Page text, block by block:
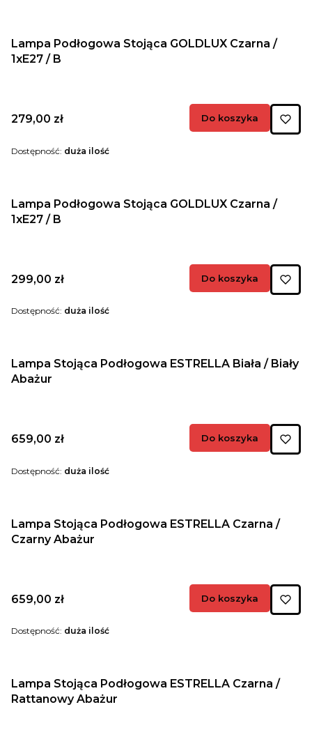
Lampa Podłogowa Stojąca GOLDLUX Czarna /
1xE27 / B
Cena
279,00 zł Do koszyka
Dostępność: duża ilość
Lampa Podłogowa Stojąca GOLDLUX Czarna /
1xE27 / B
Cena
299,00 zł Do koszyka
Dostępność: duża ilość
Lampa Stojąca Podłogowa ESTRELLA Biała / Biały
Abażur
Cena
659,00 zł Do koszyka
Dostępność: duża ilość
Lampa Stojąca Podłogowa ESTRELLA Czarna /
Czarny Abażur
Cena
659,00 zł Do koszyka
Dostępność: duża ilość
Lampa Stojąca Podłogowa ESTRELLA Czarna /
Rattanowy Abażur